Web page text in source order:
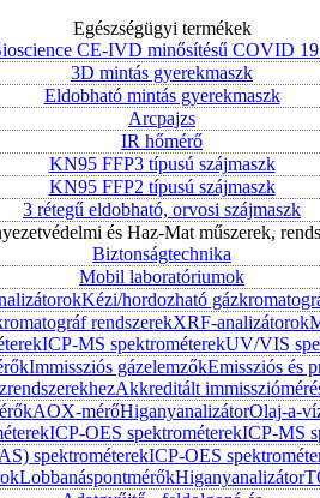
Egészségügyi termékek
CE-IVD minősítésű COVID 19
3D mintás gyerekmaszk
Eldobható mintás gyerekmaszk
Arcpajzs
IR hőmérő
KN95 FFP3 típusú szájmaszk
KN95 FFP2 típusú szájmaszk
3 rétegű eldobható, orvosi szájmaszk
és Haz-Mat műszerek,
Biztonságtechnika
Mobil laboratóriumok
Kézi/hordozható
rendszerekXRF-analizátorok
ICP-MS spektrométerekUV/VIS
Immissziós gázelemzőkEmissziós és
Akkreditált
AOX-mérőHiganyanalizátorOlaj-a-
ICP-OES spektrométerekICP-MS
spektrométerekICP-OES
LobbanáspontmérőkHiganyanalizátor